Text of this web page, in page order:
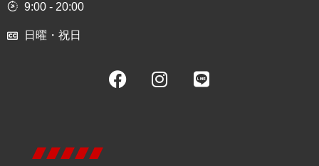
9:00 - 20:00
日曜・祝日